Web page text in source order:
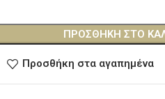
ΠΡΟΣΘΉΚΗ ΣΤΟ
Προσθήκη στα αγαπημένα